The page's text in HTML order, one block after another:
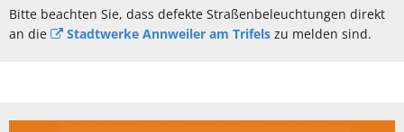
Bitte beachten Sie, dass defekte Straßenbeleuchtungen direkt
an die
Stadtwerke Annweiler am Trifels zu melden sind.